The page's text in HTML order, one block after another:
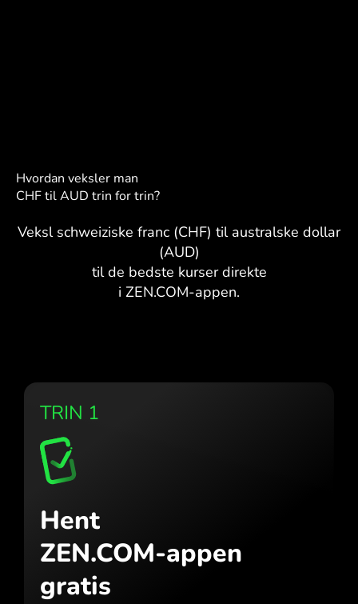
Hvordan veksler man
CHF til AUD trin for trin?
Veksl schweiziske franc (CHF) til australske dollar
(AUD)
til de bedste kurser direkte
i ZEN.COM-appen.
TRIN 1
Hent
ZEN.COM-appen
gratis